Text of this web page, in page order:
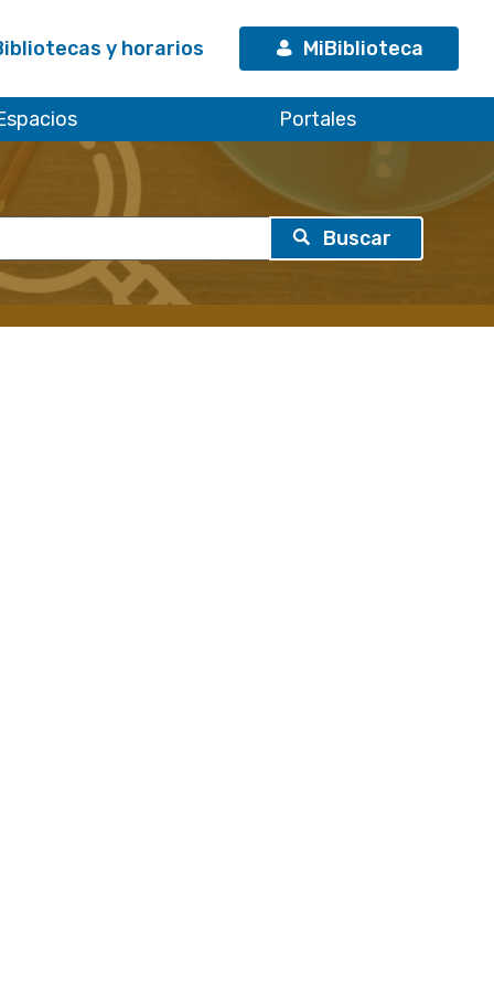
y horarios MiBiblioteca
Portales